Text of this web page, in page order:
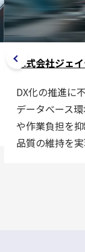
株式会社ジェ
DX化の推進に
データべース
や作業負担を
品質の維持を